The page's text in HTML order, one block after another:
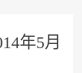
年5月